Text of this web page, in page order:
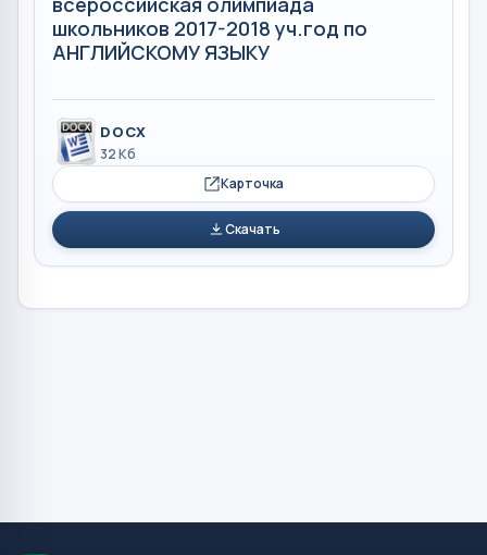
школьников 2017-2018 уч.год по
АНГЛИЙСКОМУ ЯЗЫКУ
DOCX
32 Кб
Карточка
Скачать